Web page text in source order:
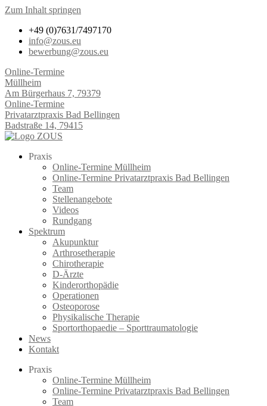
Zum Inhalt springen
+49 (0)7631/7497170
info@zous.eu
bewerbung@zous.eu
Online-Termine
Müllheim
Am Bürgerhaus 7, 79379
Online-Termine
Privatarztpraxis Bad Bellingen
Badstraße 14, 79415
Praxis
Online-Termine Müllheim
Online-Termine Privatarztpraxis Bad Bellingen
Team
Stellenangebote
Videos
Rundgang
Spektrum
Akupunktur
Arthrosetherapie
Chirotherapie
D-Ärzte
Kinderorthopädie
Operationen
Osteoporose
Physikalische Therapie
Sportorthopaedie – Sporttraumatologie
News
Kontakt
Praxis
Online-Termine Müllheim
Online-Termine Privatarztpraxis Bad Bellingen
Team